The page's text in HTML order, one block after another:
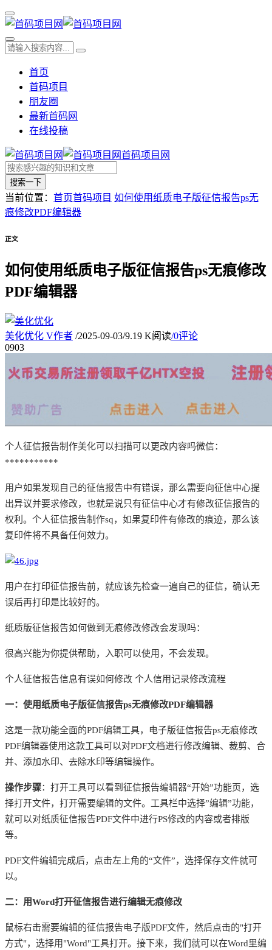
首页
首码项目
朋友圈
最新首码网
在线投稿
首码项目网
搜索一下
当前位置： 首页首码项目 如何使用纸质电子版征信报告ps无
痕修改PDF编辑器
正文
如何使用纸质电子版征信报告ps无痕修改
PDF编辑器
美化优化 V作者 /2025-09-03/9.19 K阅读/0评论
0903
个人征信报告制作美化可以扫描可以更改内容吗微信：
***********
用户如果发现自己的征信报告中有错误，那么需要向征信中心提
出异议并要求修改，也就是说只有征信中心才有修改征信报告的
权利。个人征信报告制作sq，如果复印件有修改的痕迹，那么该
复印件将不具备任何效力。
用户在打印征信报告前，就应该先检查一遍自己的征信，确认无
误后再打印是比较好的。
纸质版征信报告如何做到无痕修改修改会发现吗：
很高兴能为你提供帮助，入职可以使用，不会发现。
个人征信报告信息有误如何修改 个人信用记录修改流程
一：使用纸质电子版征信报告ps无痕修改PDF编辑器
这是一款功能全面的PDF编辑工具，电子版征信报告ps无痕修改
PDF编辑器使用这款工具可以对PDF文档进行修改编辑、裁剪、合
并、添加水印、去除水印等编辑操作。
操作步骤：打开工具可以看到征信报告编辑器“开始”功能页，选
择打开文件，打开需要编辑的文件。工具栏中选择”编辑”功能，
就可以对纸质征信报告PDF文件中进行PS修改的内容或者排版
等。
PDF文件编辑完成后，点击左上角的“文件”，选择保存文件就可
以。
二：用Word打开征信报告进行编辑无痕修改
鼠标右击需要编辑的征信报告电子版PDF文件，然后点击的"打开
方式"，选择用"Word"工具打开。接下来，我们就可以在Word里编